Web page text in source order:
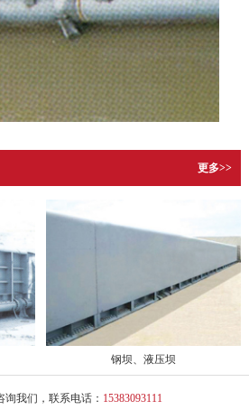
更多>>
钢坝、液压坝
我们，联系电话： 15383093111